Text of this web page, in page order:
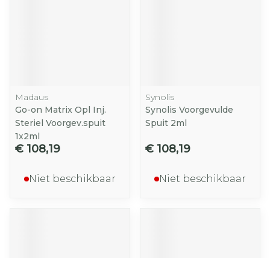
Madaus
Go-on Matrix Opl Inj.
Steriel Voorgev.spuit
1x2ml
€ 108,19
Niet beschikbaar
Synolis
Synolis Voorgevulde
Spuit 2ml
€ 108,19
Niet beschikbaar